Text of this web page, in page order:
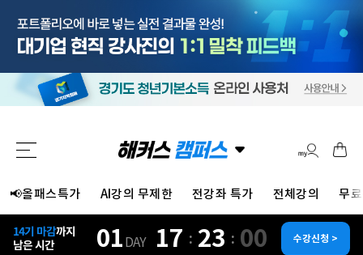
📢올패스특가 AI강의 무제한 전강좌 특가 전체강의 무
14기 마감까지
남은 시간
01 DAY 17 : 22 : 58 수강신청 >